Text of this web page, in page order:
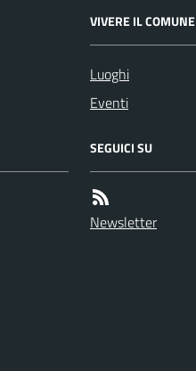
VIVERE IL COMUNE
Luoghi
Eventi
SEGUICI SU
Newsletter